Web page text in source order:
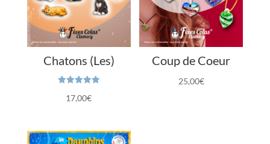
Chatons (Les)
5.00
17,00€
Coup de Coeur
25,00€